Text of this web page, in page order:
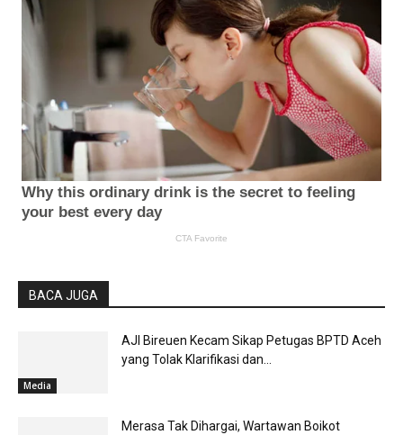
BACA JUGA
Media
AJI Bireuen Kecam Sikap Petugas BPTD Aceh
yang Tolak Klarifikasi dan...
Merasa Tak Dihargai, Wartawan Boikot